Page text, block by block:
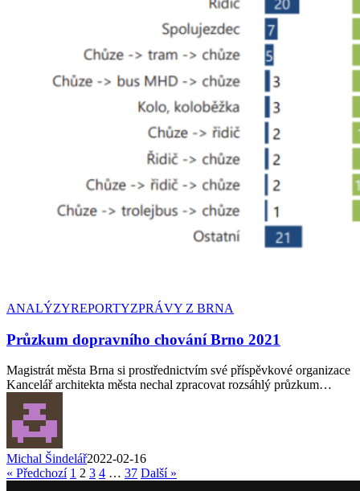
ANALÝZYREPORTYZPRÁVY Z BRNA
Průzkum dopravního chování Brno 2021
Magistrát města Brna si prostřednictvím své příspěvkové organizace
Kancelář architekta města nechal zpracovat rozsáhlý průzkum…
Michal Šindelář2022-02-16
« Předchozí 1 2 3 4 … 37 Další »